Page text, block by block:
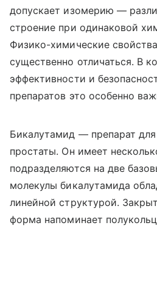
допускает изомерию —
строение при одинаковой
Физико-химические
существенно отличаться. В
эффективности и
препаратов это особенно
Бикалутамид — препарат
простаты. Он имеет
подразделяются на две
молекулы бикалутамида
линейной структурой.
форма напоминает